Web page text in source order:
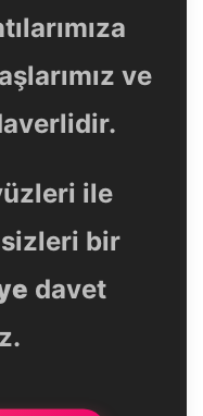
ve
ile
sizleri bir
davet